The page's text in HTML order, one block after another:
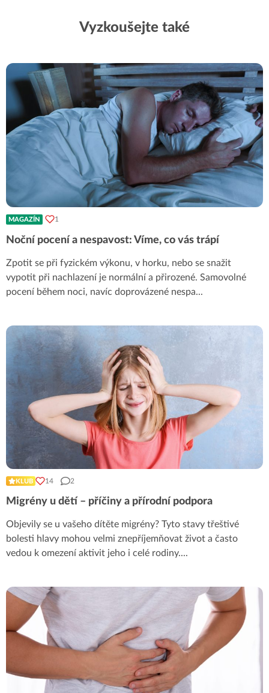
Vyzkoušejte také
MAGAZÍN 1
Noční pocení a nespavost: Víme, co vás trápí
Zpotit se při fyzickém výkonu, v horku, nebo se snažit
vypotit při nachlazení je normální a přirozené. Samovolné
pocení během noci, navíc doprovázené nespa...
KLUB 14 2
Migrény u dětí – příčiny a přírodní podpora
Objevily se u vašeho dítěte migrény? Tyto stavy třeštivé
bolesti hlavy mohou velmi znepříjemňovat život a často
vedou k omezení aktivit jeho i celé rodiny....